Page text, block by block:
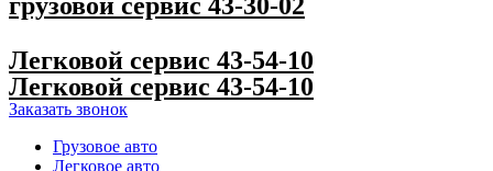
Легковой сервис 43-54-10
Легковой сервис 43-54-10
Заказать звонок
Грузовое авто
Легковое авто